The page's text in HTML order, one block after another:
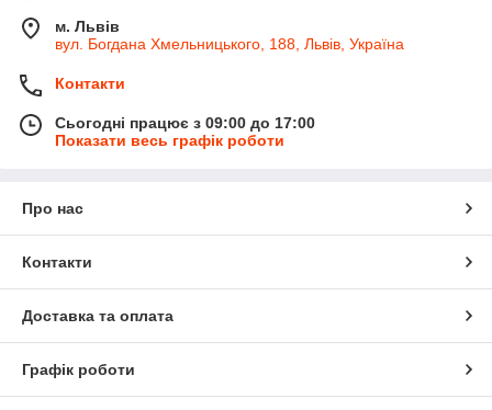
м. Львів
вул. Богдана Хмельницького, 188, Львів, Україна
Контакти
Сьогодні працює з 09:00 до 17:00
Показати весь графік роботи
Про нас
Контакти
Доставка та оплата
Графік роботи